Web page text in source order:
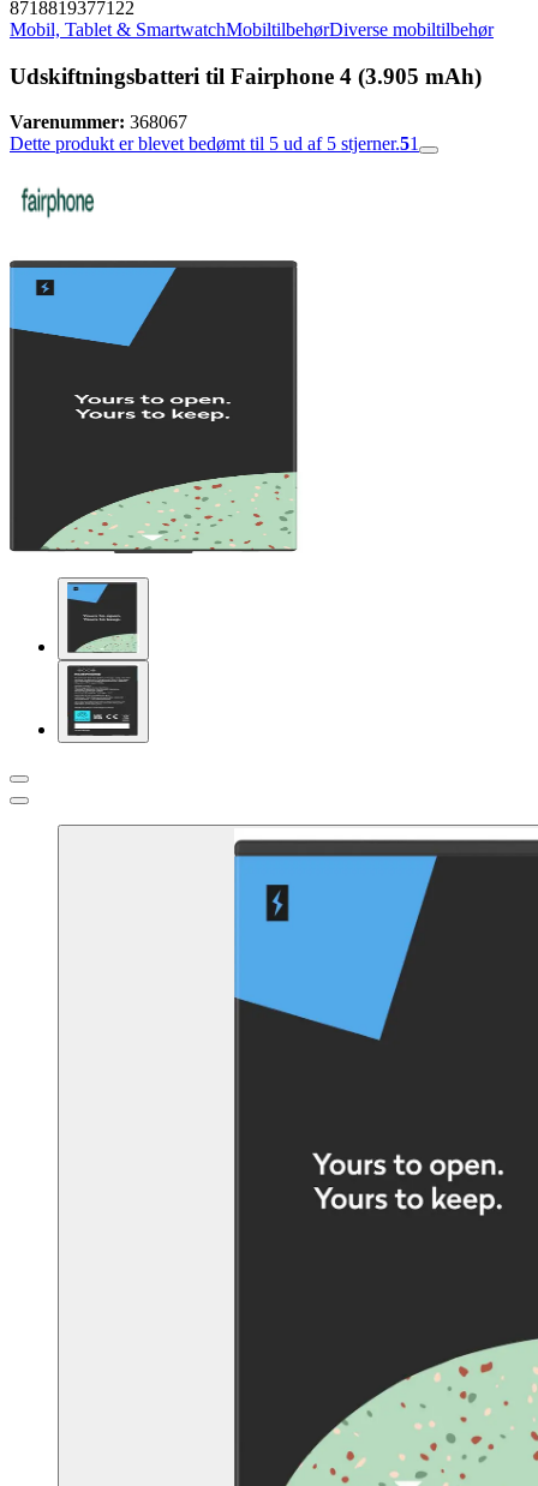
8718819377122
Mobil, Tablet & SmartwatchMobiltilbehørDiverse mobiltilbehør
Udskiftningsbatteri til Fairphone 4 (3.905 mAh)
Varenummer: 368067
Dette produkt er blevet bedømt til 5 ud af 5 stjerner.51